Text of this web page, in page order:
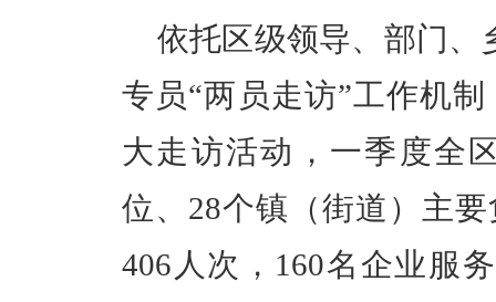
依托区级领导、部门、
专员“两员走访”工作机
大走访活动，一季度全
位、28个镇（街道）主
406人次，160名企业服